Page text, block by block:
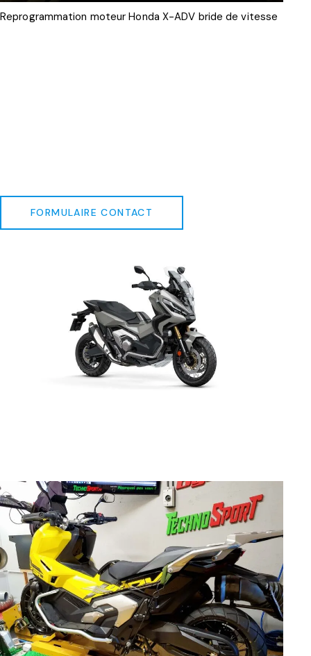
Reprogrammation moteur Honda X-ADV bride de vitesse
FORMULAIRE CONTACT